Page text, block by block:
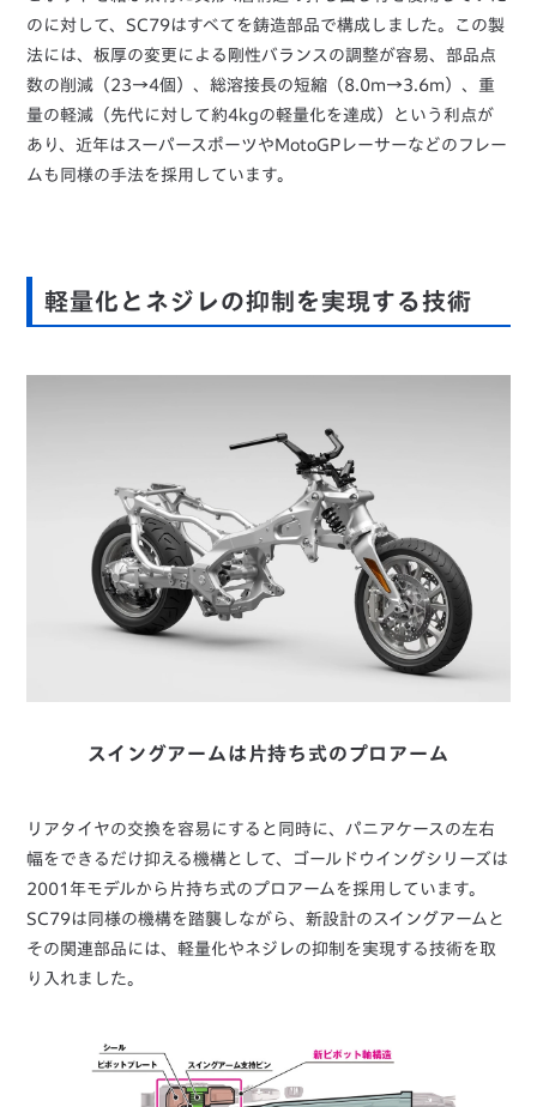
のに対して、SC79はすべてを鋳造部品で構成しました。この製
法には、板厚の変更による剛性バランスの調整が容易、部品点
数の削減（23→4個）、総溶接長の短縮（8.0m→3.6m）、重
量の軽減（先代に対して約4kgの軽量化を達成）という利点が
あり、近年はスーパースポーツやMotoGPレーサーなどのフレー
ムも同様の手法を採用しています。
軽量化とネジレの抑制を実現する技術
スイングアームは片持ち式のプロアーム
リアタイヤの交換を容易にすると同時に、パニアケースの左右
幅をできるだけ抑える機構として、ゴールドウイングシリーズは
2001年モデルから片持ち式のプロアームを採用しています。
SC79は同様の機構を踏襲しながら、新設計のスイングアームと
その関連部品には、軽量化やネジレの抑制を実現する技術を取
り入れました。